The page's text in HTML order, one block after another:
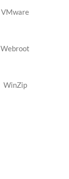
VMware
Webroot
WinZip